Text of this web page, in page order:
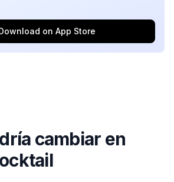
on App Store
cambiar en